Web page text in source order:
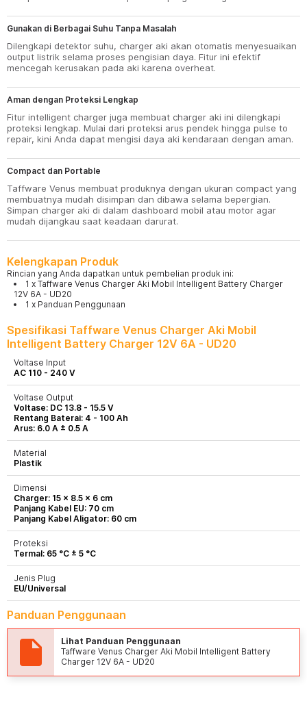
Gunakan di Berbagai Suhu Tanpa Masalah
Dilengkapi detektor suhu, charger aki akan otomatis menyesuaikan
output listrik selama proses pengisian daya. Fitur ini efektif
mencegah kerusakan pada aki karena overheat.
Aman dengan Proteksi Lengkap
Fitur intelligent charger juga membuat charger aki ini dilengkapi
proteksi lengkap. Mulai dari proteksi arus pendek hingga pulse to
repair, kini Anda dapat mengisi daya aki kendaraan dengan aman.
Compact dan Portable
Taffware Venus membuat produknya dengan ukuran compact yang
membuatnya mudah disimpan dan dibawa selama bepergian.
Simpan charger aki di dalam dashboard mobil atau motor agar
mudah dijangkau saat keadaan darurat.
Kelengkapan Produk
Rincian yang Anda dapatkan untuk pembelian produk ini:
1 x Taffware Venus Charger Aki Mobil Intelligent Battery Charger
12V 6A - UD20
1 x Panduan Penggunaan
Spesifikasi Taffware Venus Charger Aki Mobil
Intelligent Battery Charger 12V 6A - UD20
Voltase Input
AC 110 - 240 V
Voltase Output
Voltase: DC 13.8 - 15.5 V
Rentang Baterai: 4 - 100 Ah
Arus: 6.0 A ± 0.5 A
Material
Plastik
Dimensi
Charger: 15 x 8.5 x 6 cm
Panjang Kabel EU: 70 cm
Panjang Kabel Aligator: 60 cm
Proteksi
Termal: 65 °C ± 5 °C
Jenis Plug
EU/Universal
Panduan Penggunaan
Lihat Panduan Penggunaan
Taffware Venus Charger Aki Mobil Intelligent Battery
Charger 12V 6A - UD20